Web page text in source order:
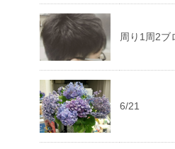
周り1周2ブ
6/21